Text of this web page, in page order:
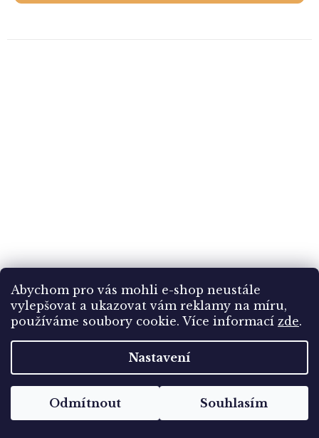
Abychom pro vás mohli e-shop neustále
vylepšovat a ukazovat vám reklamy na míru,
používáme soubory cookie. Více informací zde.
Nastavení
Odmítnout Souhlasím
Vánoční přání, koláž, zimní krajina, srnka..., cca
Skladem(1 ks)
99 Kč